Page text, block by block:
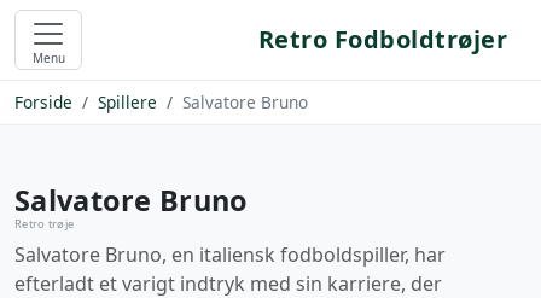
Menu
Retro Fodboldtrøjer
Forside Spillere Salvatore Bruno
Salvatore Bruno
Retro trøje
Salvatore Bruno, en italiensk fodboldspiller, har
efterladt et varigt indtryk med sin karriere, der